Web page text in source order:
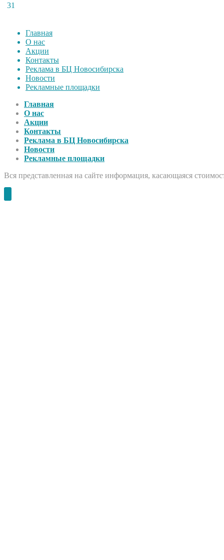
31
Главная
О нас
Акции
Контакты
Реклама в БЦ Новосибирска
Новости
Рекламные площадки
Главная
О нас
Акции
Контакты
Реклама в БЦ Новосибирска
Новости
Рекламные площадки
Вся представленная на сайте информация, касающаяся